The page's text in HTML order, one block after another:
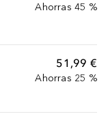
Ahorras 45 %
51,99 €
Ahorras 25 %